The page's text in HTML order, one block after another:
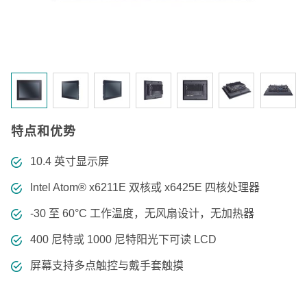
特点和优势
10.4 英寸显示屏
Intel Atom® x6211E 双核或 x6425E 四核处理器
-30 至 60°C 工作温度，无风扇设计，无加热器
400 尼特或 1000 尼特阳光下可读 LCD
屏幕支持多点触控与戴手套触摸